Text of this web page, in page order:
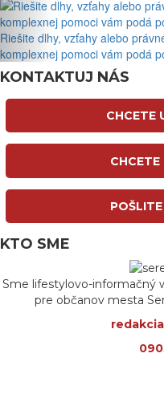
Riešite dlhy, vzťahy alebo
komplexnej pomoci vám podá
KONTAKTUJ NÁS
CHCETE
CHCETE
KTO SME
Sme lifestylovo-informačný
pre občanov mesta